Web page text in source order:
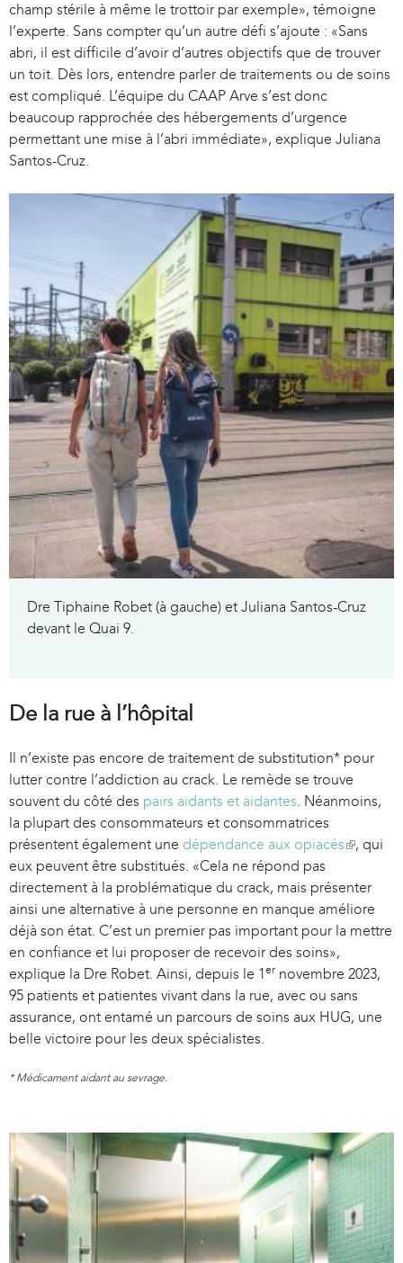
champ stérile à même le trottoir par exemple», témoigne
l’experte. Sans compter qu’un autre défi s’ajoute : «Sans
abri, il est difficile d’avoir d’autres objectifs que de trouver
un toit. Dès lors, entendre parler de traitements ou de soins
est compliqué. L’équipe du CAAP Arve s’est donc
beaucoup rapprochée des hébergements d’urgence
permettant une mise à l’abri immédiate», explique Juliana
Santos-Cruz.
Dre Tiphaine Robet (à gauche) et Juliana Santos-Cruz
devant le Quai 9.
De la rue à l’hôpital
Il n’existe pas encore de traitement de substitution* pour
lutter contre l’addiction au crack. Le remède se trouve
souvent du côté des pairs aidants et aidantes. Néanmoins,
la plupart des consommateurs et consommatrices
présentent également une dépendance aux opiacés(
i
n
k
s
e
x
l
)
, qui
eux peuvent être substitués. «Cela ne répond pas
directement à la problématique du crack, mais présenter
ainsi une alternative à une personne en manque améliore
déjà son état. C’est un premier pas important pour la mettre
en confiance et lui proposer de recevoir des soins»,
explique la Dre Robet. Ainsi, depuis le 1er novembre 2023,
95 patients et patientes vivant dans la rue, avec ou sans
assurance, ont entamé un parcours de soins aux HUG, une
belle victoire pour les deux spécialistes.
* Médicament aidant au sevrage.